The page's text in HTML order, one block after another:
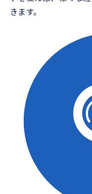
きます。